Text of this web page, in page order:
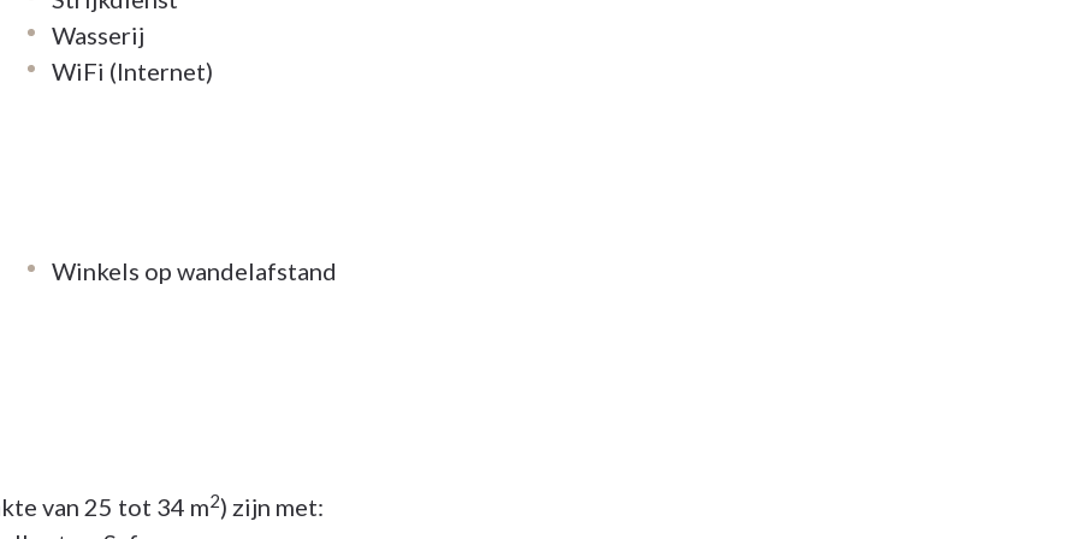
ervoor te zorgen dat u zich in een mum van
aandacht aan lekker eten en een
Net als thuis kiest u zelf wanneer ze
Wasserij
WiFi (Internet)
Winkels op wandelafstand
van 25 tot 34 m2) zijn met: